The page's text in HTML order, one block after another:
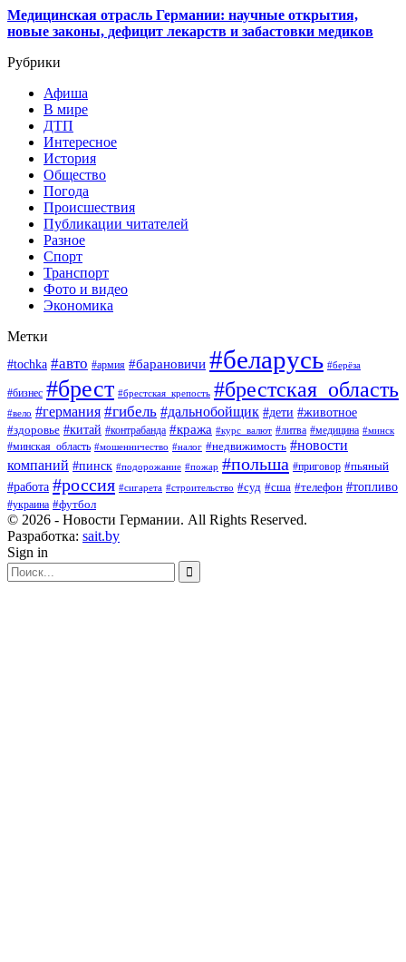
Медицинская отрасль Германии: научные открытия,
новые законы, дефицит лекарств и забастовки медиков
Рубрики
Афиша
В мире
ДТП
Интересное
История
Общество
Погода
Происшествия
Публикации читателей
Разное
Спорт
Транспорт
Фото и видео
Экономика
Метки
#tochka #авто #армия #барановичи #беларусь #берёза
#бизнес #брест #брестская_крепость #брестская_область
#вело #германия #гибель #дальнобойщик #дети #животное
#здоровье #китай #контрабанда #кража #курс_валют #литва #медицина #минск
#минская_область #мошенничество #налог #недвижимость #новости
компаний #пинск #подорожание #пожар #польша #приговор #пьяный
#работа #россия #сигарета #строительство #суд #сша #телефон #топливо
#украина #футбол
© 2026 - Новости Германии. All Rights Reserved.
Разработка: sait.by
Sign in